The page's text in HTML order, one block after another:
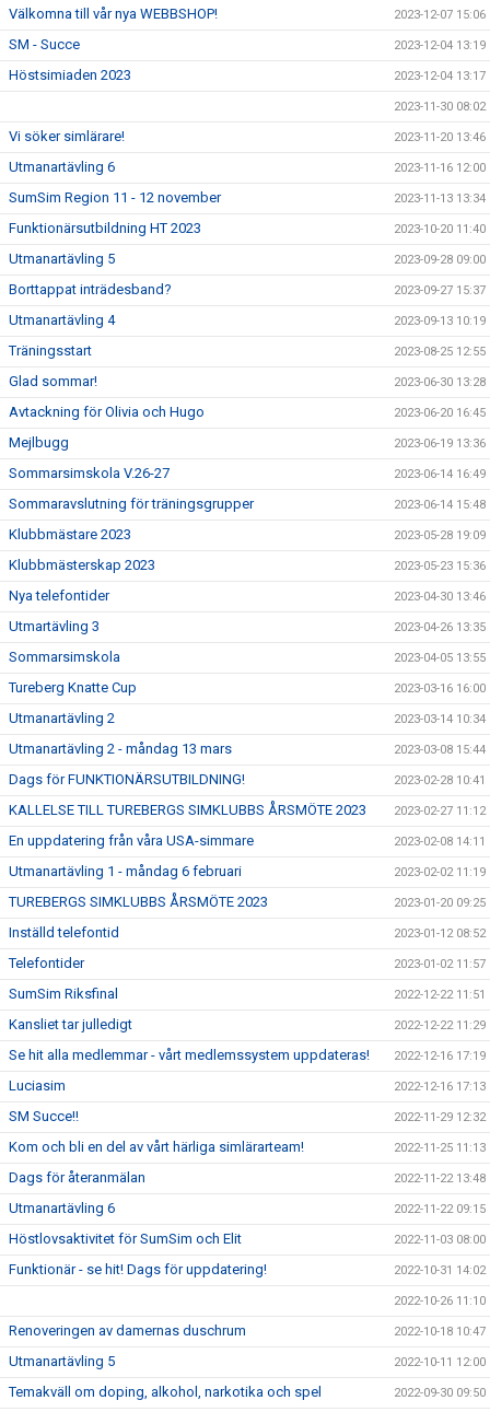
Välkomna till vår nya WEBBSHOP! 2023-12-07 15:06
SM - Succe 2023-12-04 13:19
Höstsimiaden 2023 2023-12-04 13:17
2023-11-30 08:02
Vi söker simlärare! 2023-11-20 13:46
Utmanartävling 6 2023-11-16 12:00
SumSim Region 11 - 12 november 2023-11-13 13:34
Funktionärsutbildning HT 2023 2023-10-20 11:40
Utmanartävling 5 2023-09-28 09:00
Borttappat inträdesband? 2023-09-27 15:37
Utmanartävling 4 2023-09-13 10:19
Träningsstart 2023-08-25 12:55
Glad sommar! 2023-06-30 13:28
Avtackning för Olivia och Hugo 2023-06-20 16:45
Mejlbugg 2023-06-19 13:36
Sommarsimskola V.26-27 2023-06-14 16:49
Sommaravslutning för träningsgrupper 2023-06-14 15:48
Klubbmästare 2023 2023-05-28 19:09
Klubbmästerskap 2023 2023-05-23 15:36
Nya telefontider 2023-04-30 13:46
Utmartävling 3 2023-04-26 13:35
Sommarsimskola 2023-04-05 13:55
Tureberg Knatte Cup 2023-03-16 16:00
Utmanartävling 2 2023-03-14 10:34
Utmanartävling 2 - måndag 13 mars 2023-03-08 15:44
Dags för FUNKTIONÄRSUTBILDNING! 2023-02-28 10:41
KALLELSE TILL TUREBERGS SIMKLUBBS ÅRSMÖTE 2023 2023-02-27 11:12
En uppdatering från våra USA-simmare 2023-02-08 14:11
Utmanartävling 1 - måndag 6 februari 2023-02-02 11:19
TUREBERGS SIMKLUBBS ÅRSMÖTE 2023 2023-01-20 09:25
Inställd telefontid 2023-01-12 08:52
Telefontider 2023-01-02 11:57
SumSim Riksfinal 2022-12-22 11:51
Kansliet tar julledigt 2022-12-22 11:29
Se hit alla medlemmar - vårt medlemssystem uppdateras! 2022-12-16 17:19
Luciasim 2022-12-16 17:13
SM Succe!! 2022-11-29 12:32
Kom och bli en del av vårt härliga simlärarteam! 2022-11-25 11:13
Dags för återanmälan 2022-11-22 13:48
Utmanartävling 6 2022-11-22 09:15
Höstlovsaktivitet för SumSim och Elit 2022-11-03 08:00
Funktionär - se hit! Dags för uppdatering! 2022-10-31 14:02
2022-10-26 11:10
Renoveringen av damernas duschrum 2022-10-18 10:47
Utmanartävling 5 2022-10-11 12:00
Temakväll om doping, alkohol, narkotika och spel 2022-09-30 09:50